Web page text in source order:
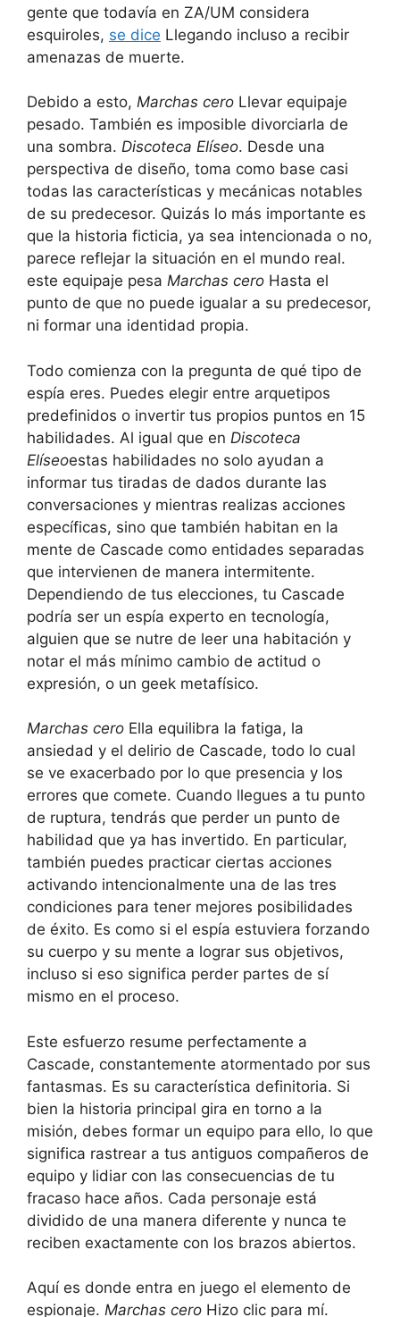
gente que todavía en ZA/UM considera
esquiroles, se dice Llegando incluso a recibir
amenazas de muerte.
Debido a esto, Marchas cero Llevar equipaje
pesado. También es imposible divorciarla de
una sombra. Discoteca Elíseo. Desde una
perspectiva de diseño, toma como base casi
todas las características y mecánicas notables
de su predecesor. Quizás lo más importante es
que la historia ficticia, ya sea intencionada o no,
parece reflejar la situación en el mundo real.
este equipaje pesa Marchas cero Hasta el
punto de que no puede igualar a su predecesor,
ni formar una identidad propia.
Todo comienza con la pregunta de qué tipo de
espía eres. Puedes elegir entre arquetipos
predefinidos o invertir tus propios puntos en 15
habilidades. Al igual que en Discoteca
Elíseoestas habilidades no solo ayudan a
informar tus tiradas de dados durante las
conversaciones y mientras realizas acciones
específicas, sino que también habitan en la
mente de Cascade como entidades separadas
que intervienen de manera intermitente.
Dependiendo de tus elecciones, tu Cascade
podría ser un espía experto en tecnología,
alguien que se nutre de leer una habitación y
notar el más mínimo cambio de actitud o
expresión, o un geek metafísico.
Marchas cero Ella equilibra la fatiga, la
ansiedad y el delirio de Cascade, todo lo cual
se ve exacerbado por lo que presencia y los
errores que comete. Cuando llegues a tu punto
de ruptura, tendrás que perder un punto de
habilidad que ya has invertido. En particular,
también puedes practicar ciertas acciones
activando intencionalmente una de las tres
condiciones para tener mejores posibilidades
de éxito. Es como si el espía estuviera forzando
su cuerpo y su mente a lograr sus objetivos,
incluso si eso significa perder partes de sí
mismo en el proceso.
Este esfuerzo resume perfectamente a
Cascade, constantemente atormentado por sus
fantasmas. Es su característica definitoria. Si
bien la historia principal gira en torno a la
misión, debes formar un equipo para ello, lo que
significa rastrear a tus antiguos compañeros de
equipo y lidiar con las consecuencias de tu
fracaso hace años. Cada personaje está
dividido de una manera diferente y nunca te
reciben exactamente con los brazos abiertos.
Aquí es donde entra en juego el elemento de
espionaje. Marchas cero Hizo clic para mí.